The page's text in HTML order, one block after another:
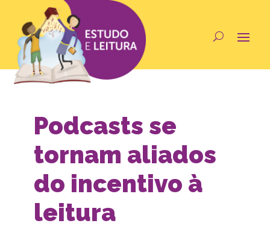
Podcasts se
tornam aliados
do incentivo à
leitura